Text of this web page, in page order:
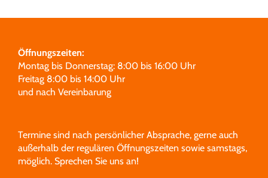
Unsere Partner
Öffnungszeiten:
Montag bis Donnerstag: 8:00 bis 16:00 Uhr
Freitag 8:00 bis 14:00 Uhr
und nach Vereinbarung
Termine sind nach persönlicher Absprache, gerne auch
außerhalb der regulären Öffnungszeiten sowie samstags,
möglich. Sprechen Sie uns an!